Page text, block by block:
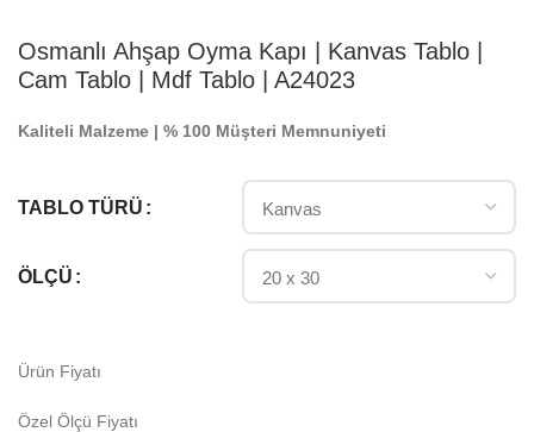
Osmanlı Ahşap Oyma Kapı | Kanvas Tablo |
Cam Tablo | Mdf Tablo | A24023
Kaliteli Malzeme | % 100 Müşteri Memnuniyeti
TABLO TÜRÜ
ÖLÇÜ
Ürün Fiyatı
Özel Ölçü Fiyatı